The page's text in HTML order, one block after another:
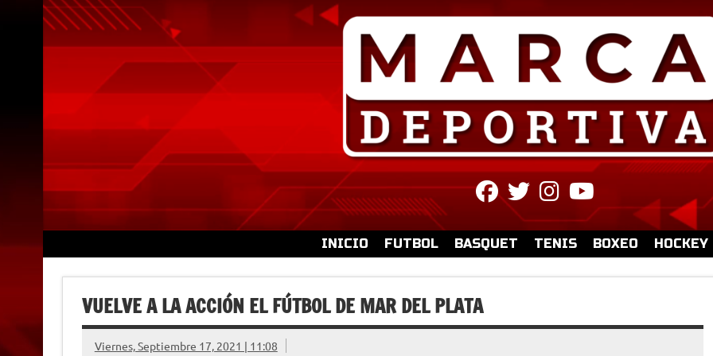
fab
fa-
facebook
fab
fa-
twitter
fab
fa-
instagram
fa-
youtube
INICIO FUTBOL BASQUET TENIS BOXEO HOCKEY
VUELVE A LA ACCIÓN EL FÚTBOL DE MAR DEL PLATA
Viernes, Septiembre 17, 2021 | 11:08